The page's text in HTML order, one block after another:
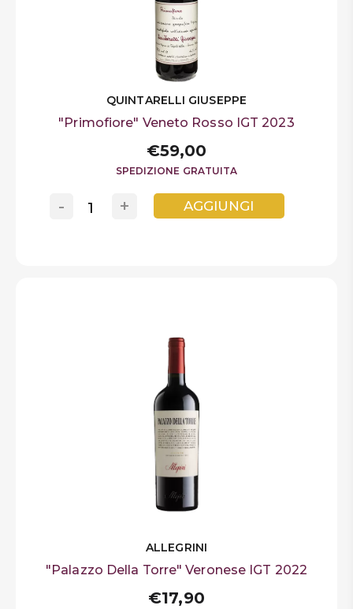
QUINTARELLI GIUSEPPE
"Primofiore" Veneto Rosso IGT 2023
€59,00
SPEDIZIONE GRATUITA
+
- AGGIUNGI
ALLEGRINI
"Palazzo Della Torre" Veronese IGT 2022
€17,90